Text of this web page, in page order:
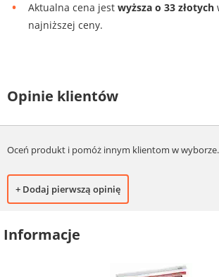
Aktualna cena jest wyższa o 33 złotych
najniższej ceny.
Opinie klientów
Oceń produkt i pomóż innym klientom w wyborze.
+ Dodaj pierwszą opinię
Informacje